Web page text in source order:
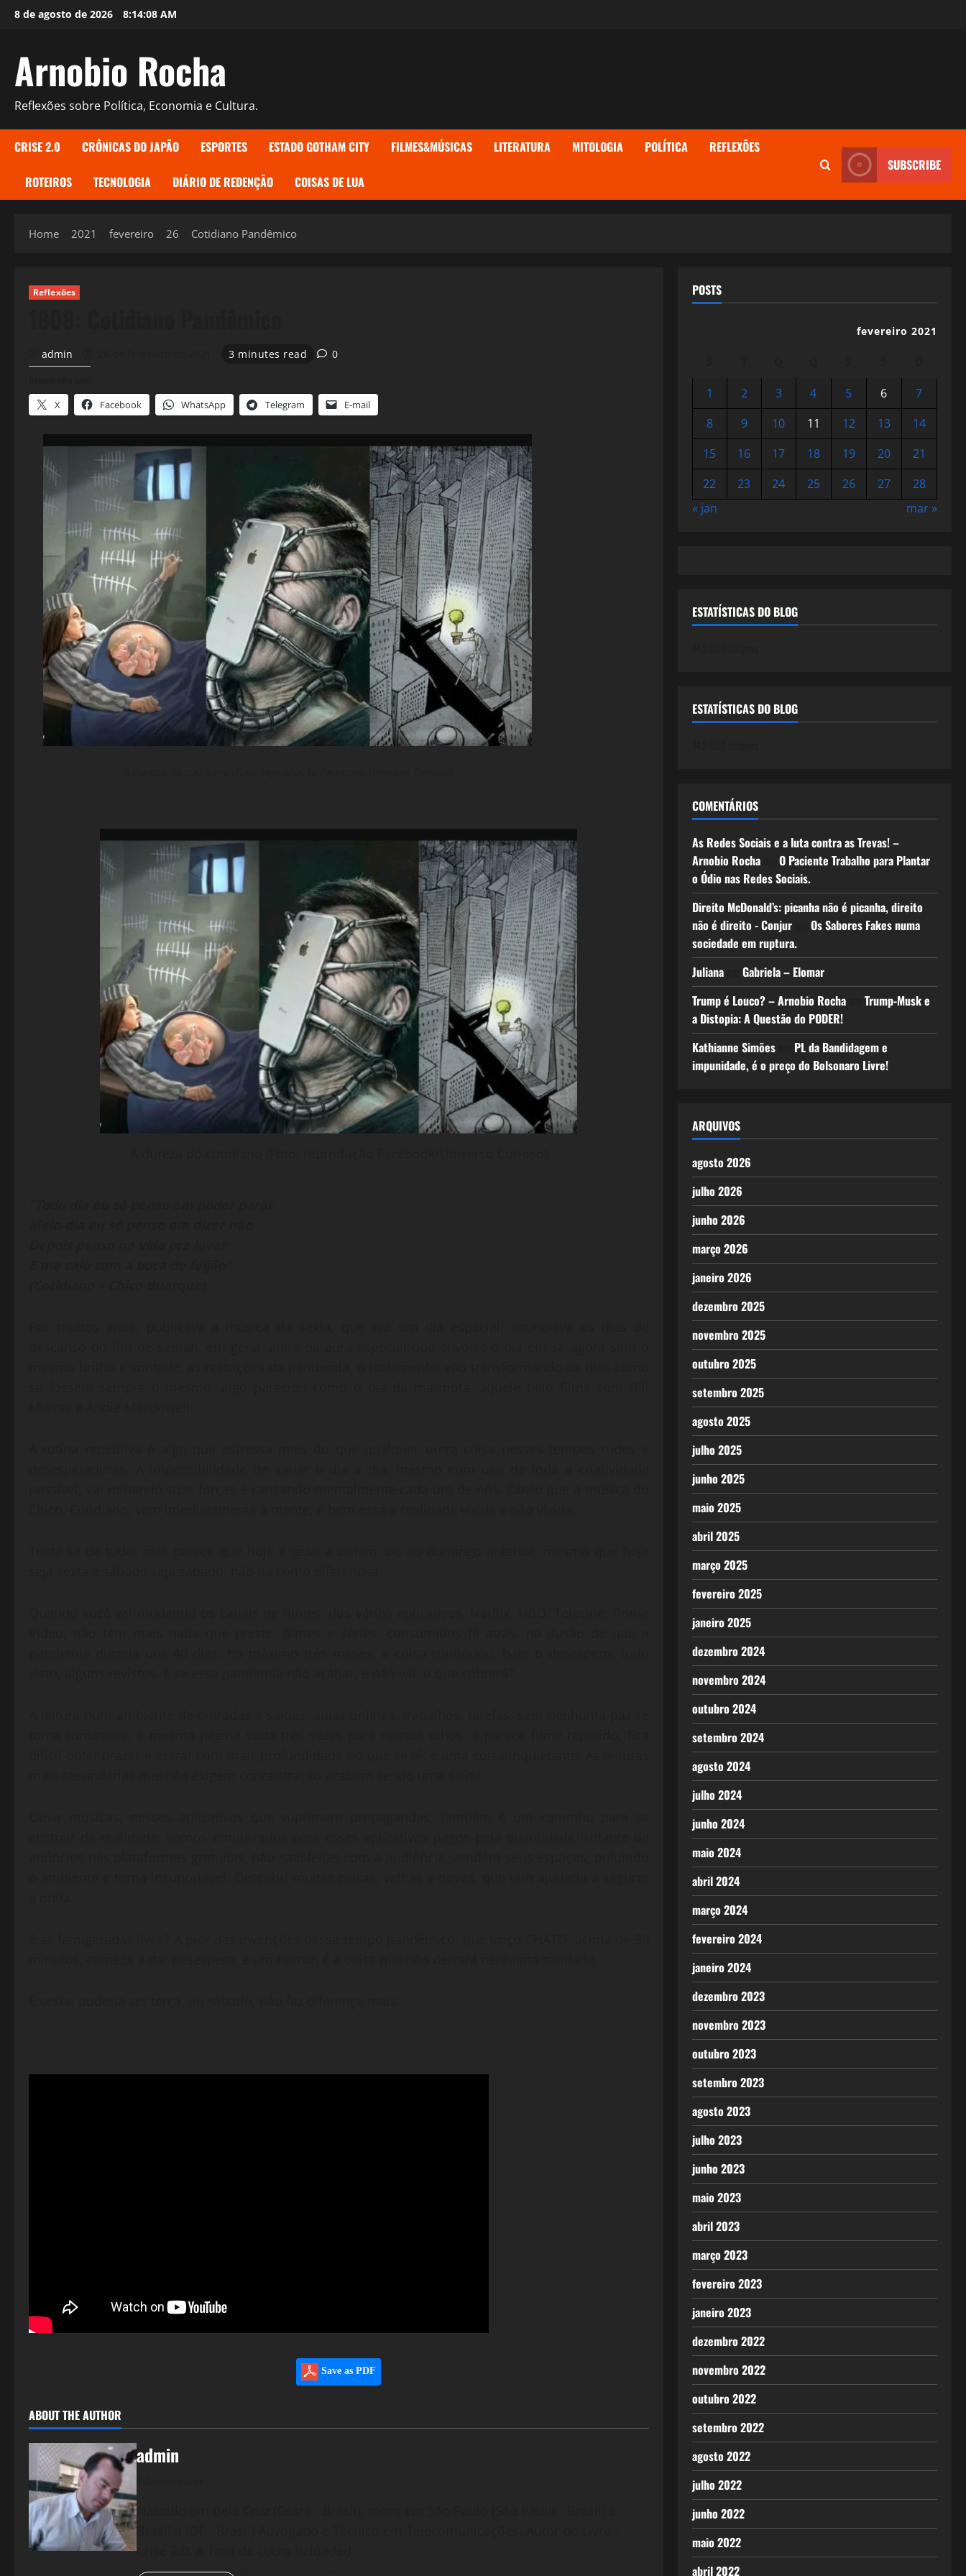
Skip8 de agosto de 2026 8:14:09 AM
Arnobio Rocha
Reflexões sobre Política, Economia e Cultura.
CRISE 2.0 CRÔNICAS DO JAPÃO ESPORTES ESTADO GOTHAM CITY FILMES&MÚSICAS LITERATURA MITOLOGIA POLÍTICA REFLEXÕES
ROTEIROS TECNOLOGIA DIÁRIO DE REDENÇÃO COISAS DE LUA
SUBSCRIBE
Home 2021 fevereiro 26 Cotidiano Pandêmico
Reflexões
admin 3 minutes read 0
X Facebook WhatsApp Telegram E-mail
Save as PDF
ABOUT THE AUTHOR
admin
POSTS
fevereiro 2021
1
2 3 4 5 6
7
8
9 10 11 12 13
14
15
16 17 18 19 20
21
22
23 24 25 26 27
28
« jan
mar »
ESTATÍSTICAS DO BLOG
ESTATÍSTICAS DO BLOG
COMENTÁRIOS
As Redes Sociais e a luta contra as Trevas! –
Arnobio Rochaem O Paciente Trabalho para Plantar
o Ódio nas Redes Sociais.
Direito McDonald’s: picanha não é picanha, direito
não é direito - Conjurem Os Sabores Fakes numa
sociedade em ruptura.
Julianaem Gabriela – Elomar
Trump é Louco? – Arnobio Rochaem Trump-Musk e
a Distopia: A Questão do PODER!
Kathianne Simõesem PL da Bandidagem e
impunidade, é o preço do Bolsonaro Livre!
ARQUIVOS
agosto 2026
julho 2026
junho 2026
março 2026
janeiro 2026
dezembro 2025
novembro 2025
outubro 2025
setembro 2025
agosto 2025
julho 2025
junho 2025
maio 2025
abril 2025
março 2025
fevereiro 2025
janeiro 2025
dezembro 2024
novembro 2024
outubro 2024
setembro 2024
agosto 2024
julho 2024
junho 2024
maio 2024
abril 2024
março 2024
fevereiro 2024
janeiro 2024
dezembro 2023
novembro 2023
outubro 2023
setembro 2023
agosto 2023
julho 2023
junho 2023
maio 2023
abril 2023
março 2023
fevereiro 2023
janeiro 2023
dezembro 2022
novembro 2022
outubro 2022
setembro 2022
agosto 2022
julho 2022
junho 2022
maio 2022
abril 2022